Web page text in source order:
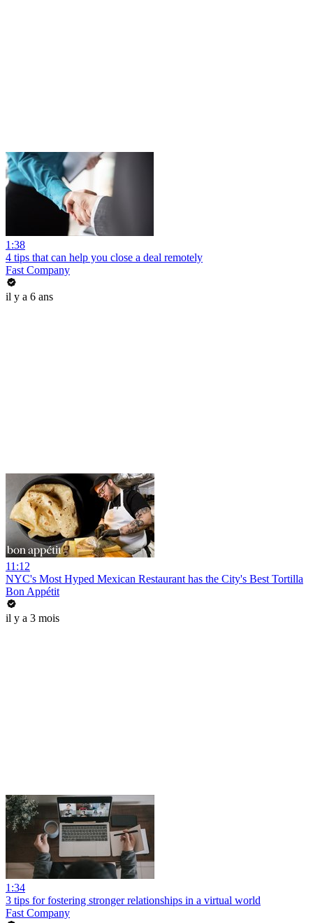
1:38
4 tips that can help you close a deal remotely
Fast Company
il y a 6 ans
11:12
NYC's Most Hyped Mexican Restaurant has the City's Best Tortilla
Bon Appétit
il y a 3 mois
1:34
3 tips for fostering stronger relationships in a virtual world
Fast Company